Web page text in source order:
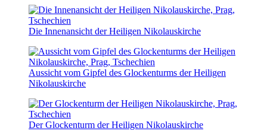
Die Innenansicht der Heiligen Nikolauskirche
Aussicht vom Gipfel des Glockenturms der Heiligen
Nikolauskirche
Der Glockenturm der Heiligen Nikolauskirche